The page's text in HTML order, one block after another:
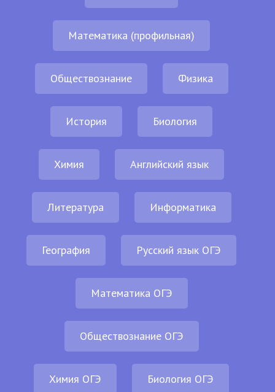
Математика (профильная)
Обществознание Физика
История Биология
Химия Английский язык
Литература Информатика
География Русский язык ОГЭ
Математика ОГЭ
Обществознание ОГЭ
Химия ОГЭ Биология ОГЭ